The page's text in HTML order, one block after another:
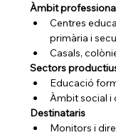
Àmbit
Centres
primària i
Casals,
Sectors
Educació
Àmbit social i
Destinataris
Monitors i